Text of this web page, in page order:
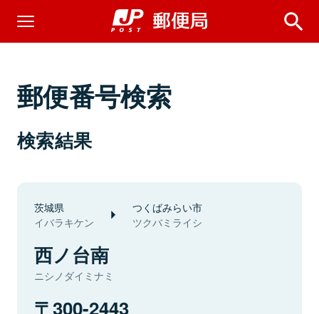
郵便番号検索
検索結果
茨城県
イバラキケン
つくばみらい市
ツクバミライシ
西ノ台南
ニシノダイミナミ
300-2443